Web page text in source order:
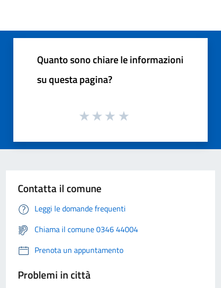
Quanto sono chiare le informazioni
su questa pagina?
Contatta il comune
Leggi le domande frequenti
Chiama il comune 0346 44004
Prenota un appuntamento
Problemi in città